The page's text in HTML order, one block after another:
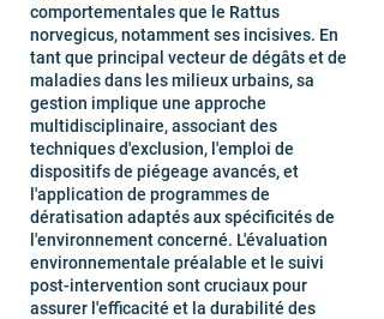
comportementales que le Rattus
norvegicus, notamment ses incisives. En
tant que principal vecteur de dégâts et de
maladies dans les milieux urbains, sa
gestion implique une approche
multidisciplinaire, associant des
techniques d'exclusion, l'emploi de
dispositifs de piégeage avancés, et
l'application de programmes de
dératisation adaptés aux spécificités de
l'environnement concerné. L'évaluation
environnementale préalable et le suivi
post-intervention sont cruciaux pour
assurer l'efficacité et la durabilité des